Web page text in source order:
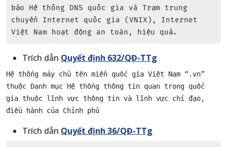
bảo Hệ thống DNS quốc gia và Trạm trung
chuyển Internet quốc gia (VNIX), Internet
Việt Nam hoạt động an toàn, hiệu quả.
Trích dẫn Quyết định 632/QĐ-TTg
Hệ thống máy chủ tên miền quốc gia Việt Nam “.vn”
thuộc Danh mục Hệ thống thông tin quan trọng quốc
gia thuộc lĩnh vực thông tin và lĩnh vực chỉ đạo,
điều hành của Chính phủ
Trích dẫn Quyết định 36/QĐ-TTg